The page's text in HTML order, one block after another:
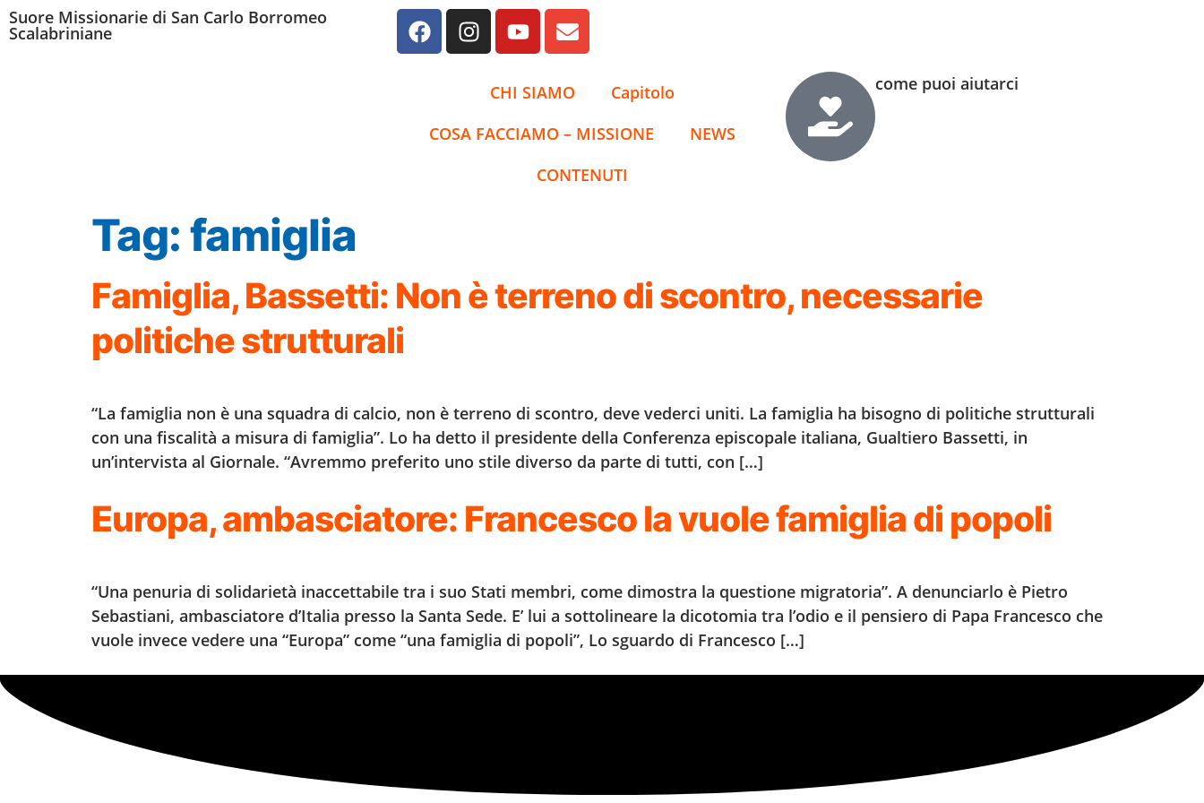
Suore Missionarie di San Carlo Borromeo
Scalabriniane
CHI SIAMO
Capitolo
COSA FACCIAMO – MISSIONE
NEWS
CONTENUTI
come puoi aiutarci
Tag: famiglia
Famiglia, Bassetti: Non è terreno di scontro, necessarie
politiche strutturali
“La famiglia non è una squadra di calcio, non è terreno di scontro, deve vederci uniti. La famiglia ha bisogno di politiche strutturali
con una fiscalità a misura di famiglia”. Lo ha detto il presidente della Conferenza episcopale italiana, Gualtiero Bassetti, in
un’intervista al Giornale. “Avremmo preferito uno stile diverso da parte di tutti, con […]
Europa, ambasciatore: Francesco la vuole famiglia di popoli
“Una penuria di solidarietà inaccettabile tra i suo Stati membri, come dimostra la questione migratoria”. A denunciarlo è Pietro
Sebastiani, ambasciatore d’Italia presso la Santa Sede. E’ lui a sottolineare la dicotomia tra l’odio e il pensiero di Papa Francesco che
vuole invece vedere una “Europa” come “una famiglia di popoli”, Lo sguardo di Francesco […]